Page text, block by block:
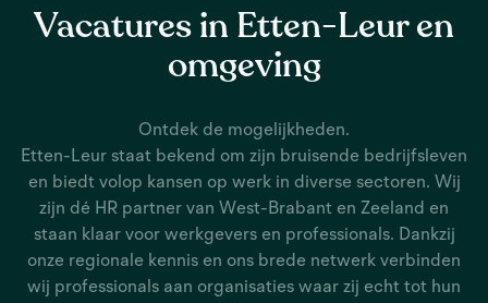
Vacatures in Etten-Leur en
omgeving
Ontdek de mogelijkheden.
Etten-Leur staat bekend om zijn bruisende bedrijfsleven
en biedt volop kansen op werk in diverse sectoren. Wij
zijn dé HR partner van West-Brabant en Zeeland en
staan klaar voor werkgevers en professionals. Dankzij
onze regionale kennis en ons brede netwerk verbinden
wij professionals aan organisaties waar zij echt tot hun